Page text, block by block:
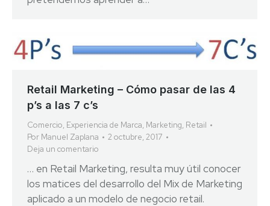
Retail Marketing – Cómo pasar de las 4
p’s a las 7 c’s
Comercio, Experiencia de Marca, Marketing, Retail
Por Manuel Zaplana
2 octubre, 2017
Deja un comentario
… en Retail Marketing, resulta muy útil conocer
los matices del desarrollo del Mix de Marketing
aplicado a un modelo de negocio retail.